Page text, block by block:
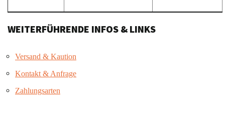
WEITERFÜHRENDE INFOS & LINKS
Versand & Kaution
Kontakt & Anfrage
Zahlungsarten